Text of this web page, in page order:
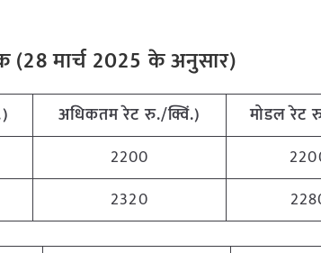
(28मार्च2025 के अनुसार)
अधिकतम रेट रु./क्विं.)
मोडल रेट
2200
2320